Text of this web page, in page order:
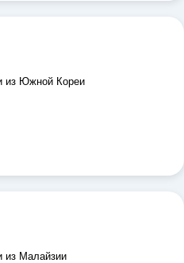
из Южной Кореи
из Малайзии